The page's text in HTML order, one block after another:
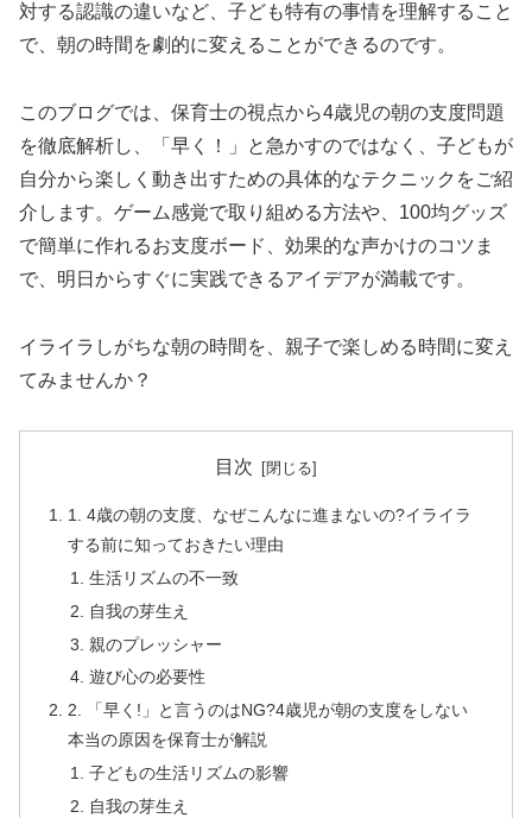
対する認識の違いなど、子ども特有の事情を理解すること
で、朝の時間を劇的に変えることができるのです。
このブログでは、保育士の視点から4歳児の朝の支度問題
を徹底解析し、「早く！」と急かすのではなく、子どもが
自分から楽しく動き出すための具体的なテクニックをご紹
介します。ゲーム感覚で取り組める方法や、100均グッズ
で簡単に作れるお支度ボード、効果的な声かけのコツま
で、明日からすぐに実践できるアイデアが満載です。
イライラしがちな朝の時間を、親子で楽しめる時間に変え
てみませんか？
目次
1. 4歳の朝の支度、なぜこんなに進まないの?イライラ
する前に知っておきたい理由
生活リズムの不一致
自我の芽生え
親のプレッシャー
遊び心の必要性
2. 「早く!」と言うのはNG?4歳児が朝の支度をしない
本当の原因を保育士が解説
子どもの生活リズムの影響
自我の芽生え